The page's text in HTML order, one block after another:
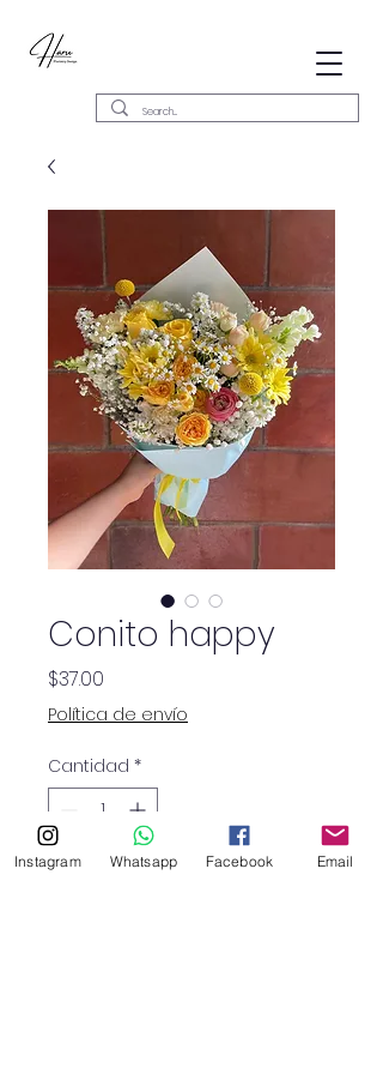
Conito happy
$37.00
Política de envío
Cantidad *
Conito de rosas, mini rosas,
Instagram Whatsapp Facebook Email